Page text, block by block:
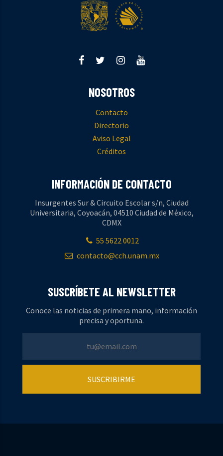
NOSOTROS
Contacto
Directorio
Aviso Legal
Créditos
INFORMACIÓN DE CONTACTO
Insurgentes Sur & Circuito Escolar s/n, Ciudad
Universitaria, Coyoacán, 04510 Ciudad de México,
CDMX
55 5622 0012
contacto@cch.unam.mx
SUSCRÍBETE AL NEWSLETTER
Conoce las noticias de primera mano, información
precisa y oportuna.